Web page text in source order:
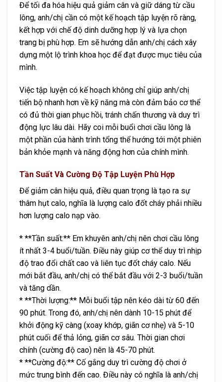
Để tối đa hóa hiệu quả giảm cân và giữ dáng từ cầu
lông, anh/chị cần có một kế hoạch tập luyện rõ ràng,
kết hợp với chế độ dinh dưỡng hợp lý và lựa chọn
trang bị phù hợp. Em sẽ hướng dẫn anh/chị cách xây
dựng một lộ trình khoa học để đạt được mục tiêu của
mình.
Việc tập luyện có kế hoạch không chỉ giúp anh/chị
tiến bộ nhanh hơn về kỹ năng mà còn đảm bảo cơ thể
có đủ thời gian phục hồi, tránh chấn thương và duy trì
động lực lâu dài. Hãy coi mỗi buổi chơi cầu lông là
một phần của hành trình tổng thể hướng tới một phiên
bản khỏe mạnh và năng động hơn của chính mình.
Tần Suất Và Cường Độ Tập Luyện Phù Hợp
Để giảm cân hiệu quả, điều quan trọng là tạo ra sự
thâm hụt calo, nghĩa là lượng calo đốt cháy phải nhiều
hơn lượng calo nạp vào.
* **Tần suất:** Em khuyên anh/chị nên chơi cầu lông
ít nhất 3-4 buổi/tuần. Điều này giúp cơ thể duy trì nhịp
độ trao đổi chất cao và liên tục đốt cháy calo. Nếu
mới bắt đầu, anh/chị có thể bắt đầu với 2-3 buổi/tuần
và tăng dần.
* **Thời lượng:** Mỗi buổi tập nên kéo dài từ 60 đến
90 phút. Trong đó, anh/chị nên dành 10-15 phút để
khởi động kỹ càng (xoay khớp, giãn cơ nhẹ) và 5-10
phút cuối để thả lỏng, giãn cơ sâu. Thời gian chơi
chính (cường độ cao) nên là 45-70 phút.
* **Cường độ:** Cố gắng duy trì cường độ chơi ở
mức trung bình đến cao. Điều này có nghĩa là anh/chị